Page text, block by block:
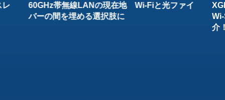
レ
60GHz帯無線LANの現在地 Wi-Fiと光ファイ
バーの間を埋める選択肢に
介